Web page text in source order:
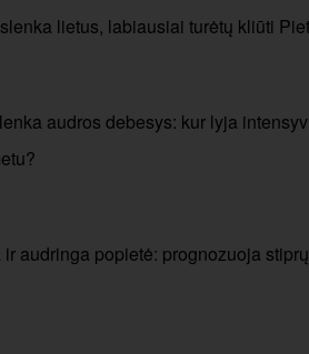
lietus, labiausiai turėtų kliūti
audros debesys: kur lyja
ir audringa popietė: prognozuoja